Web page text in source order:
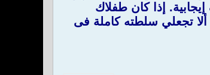
إذا كان طفلاك
ألا تجعلي سلطته كاملة فى